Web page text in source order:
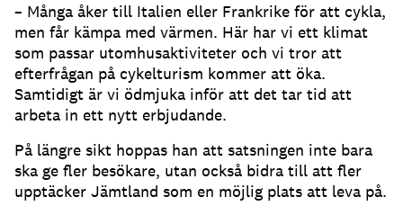
– Många åker till Italien eller Frankrike för att cykla,
men får kämpa med värmen. Här har vi ett klimat
som passar utomhusaktiviteter och vi tror att
efterfrågan på cykelturism kommer att öka.
Samtidigt är vi ödmjuka inför att det tar tid att
arbeta in ett nytt erbjudande.
På längre sikt hoppas han att satsningen inte bara
ska ge fler besökare, utan också bidra till att fler
upptäcker Jämtland som en möjlig plats att leva på.